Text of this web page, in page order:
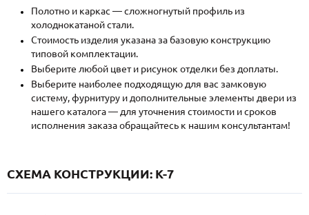
+7 (495) 411-44-41
INFO@META-M.RU
ЗАПРОСИТЬ РАСЧЕТ
Каталог Распродажа Как купить
Записаться на замер
Полотно и каркас — сложногнутый профиль из
холоднокатаной стали.
Стоимость изделия указана за базовую конструкцию
типовой комплектации.
Выберите любой цвет и рисунок отделки без доплаты.
Выберите наиболее подходящую для вас замковую
систему, фурнитуру и дополнительные элементы двери из
нашего каталога — для уточнения стоимости и сроков
исполнения заказа обращайтесь к нашим консультантам!
СХЕМА КОНСТРУКЦИИ: K-7